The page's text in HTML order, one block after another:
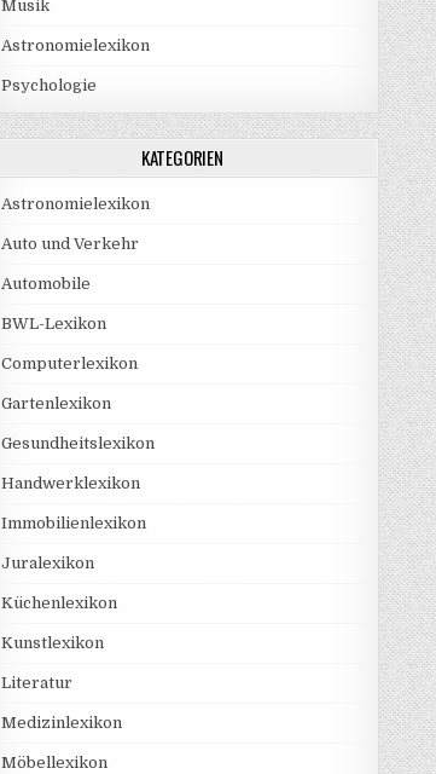
Musik
Astronomielexikon
Psychologie
KATEGORIEN
Astronomielexikon
Auto und Verkehr
Automobile
BWL-Lexikon
Computerlexikon
Gartenlexikon
Gesundheitslexikon
Handwerklexikon
Immobilienlexikon
Juralexikon
Küchenlexikon
Kunstlexikon
Literatur
Medizinlexikon
Möbellexikon